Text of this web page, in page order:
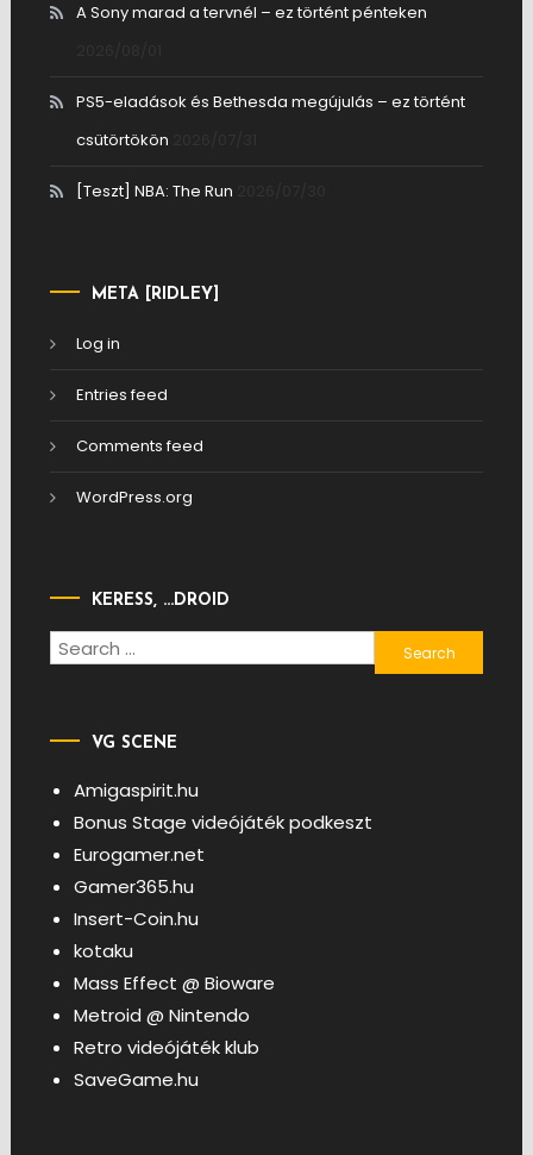
A Sony marad a tervnél – ez történt pénteken
PS5-eladások és Bethesda megújulás – ez történt
csütörtökön
[Teszt] NBA: The Run
META [RIDLEY]
Log in
Entries feed
Comments feed
WordPress.org
KERESS, …DROID
Search
for:
VG SCENE
Amigaspirit.hu
Bonus Stage videójáték podkeszt
Eurogamer.net
Gamer365.hu
Insert-Coin.hu
kotaku
Mass Effect @ Bioware
Metroid @ Nintendo
Retro videójáték klub
SaveGame.hu